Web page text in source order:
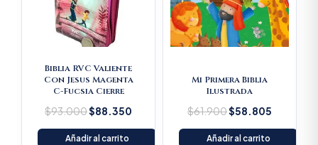
Biblia RVC Valiente
Con Jesus Magenta
C-Fucsia Cierre
$93.000$88.350
Añadir al carrito
Mi Primera Biblia
Ilustrada
$61.900$58.805
Añadir al carrito